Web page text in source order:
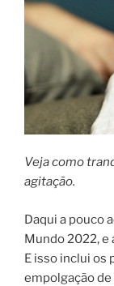
Veja como
agitação.
Daqui a pouco
Mundo 2022, e
E isso inclui os
empolgação